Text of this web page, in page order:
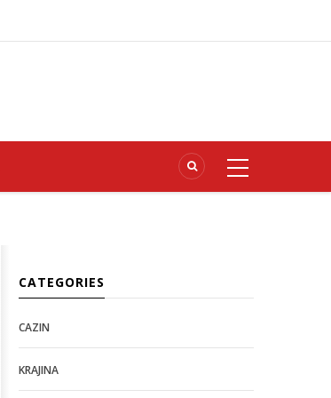
CATEGORIES
CAZIN
KRAJINA